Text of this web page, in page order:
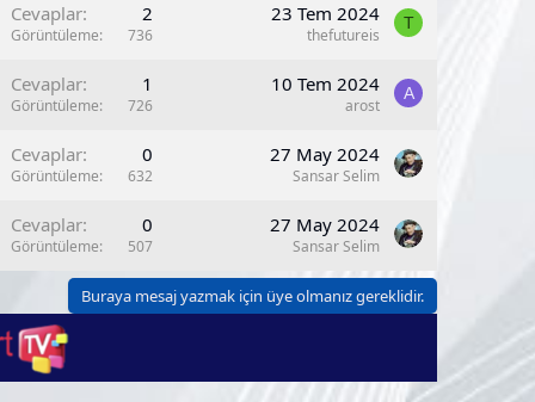
Cevaplar 2
Görüntüleme 736
23 Tem 2024
thefutureis
T
Cevaplar 1
Görüntüleme 726
10 Tem 2024
arost
A
Cevaplar 0
Görüntüleme 632
27 May 2024
Sansar Selim
Cevaplar 0
Görüntüleme 507
27 May 2024
Sansar Selim
Buraya mesaj yazmak için üye olmanız gereklidir.